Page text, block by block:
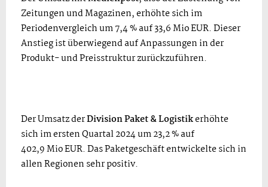
Zeitungen und Magazinen, erhöhte sich im
Periodenvergleich um 7,4 % auf 33,6 Mio EUR. Dieser
Anstieg ist überwiegend auf Anpassungen in der
Produkt- und Preisstruktur zurückzuführen.
Der Umsatz derDivision Paket& Logistikerhöhte
sich im ersten Quartal 2024 um 23,2 % auf
402,9 Mio EUR. Das Paketgeschäft entwickelte sich in
allen Regionen sehr positiv.